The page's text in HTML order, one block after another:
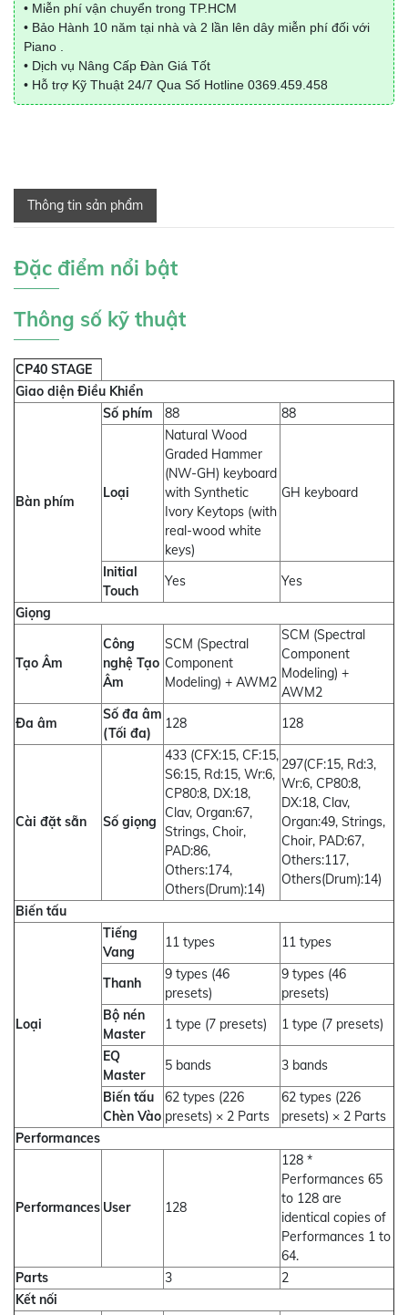
• Miễn phí vận chuyển trong TP.HCM
• Bảo Hành 10 năm tại nhà và 2 lần lên dây miễn phí đối với
Piano .
• Dịch vụ Nâng Cấp Đàn Giá Tốt
• Hỗ trợ Kỹ Thuật 24/7 Qua Số Hotline 0369.459.458
Thông tin sản phẩm
Đặc điểm nổi bật
Thông số kỹ thuật
CP40 STAGE
Giao diện Điều Khiển
Bàn phím
Số phím 88 88
Loại
Natural Wood
Graded Hammer
(NW-GH) keyboard
with Synthetic
Ivory Keytops (with
real-wood white
keys)
GH keyboard
Initial
Touch
Yes
Yes
Giọng
Tạo Âm
Công
nghệ Tạo
Âm
SCM (Spectral
Component
Modeling) + AWM2
SCM (Spectral
Component
Modeling) +
AWM2
Đa âm
Số đa âm
(Tối đa)
128 128
Cài đặt sẵn Số giọng
433 (CFX:15, CF:15,
S6:15, Rd:15, Wr:6,
CP80:8, DX:18,
Clav, Organ:67,
Strings, Choir,
PAD:86,
Others:174,
Others(Drum):14)
297(CF:15, Rd:3,
Wr:6, CP80:8,
DX:18, Clav,
Organ:49, Strings,
Choir, PAD:67,
Others:117,
Others(Drum):14)
Biến tấu
Loại
Tiếng
Vang
11 types 11 types
Thanh
9 types (46
presets)
9 types (46
presets)
Bộ nén
Master
1 type (7 presets)
1 type (7 presets)
EQ
Master
5 bands
3 bands
Biến tấu
Chèn Vào
62 types (226
presets) × 2 Parts
62 types (226
presets) × 2 Parts
Performances
Performances User 128
128 *
Performances 65
to 128 are
identical copies of
Performances 1 to
64.
Parts
3
2
Kết nối